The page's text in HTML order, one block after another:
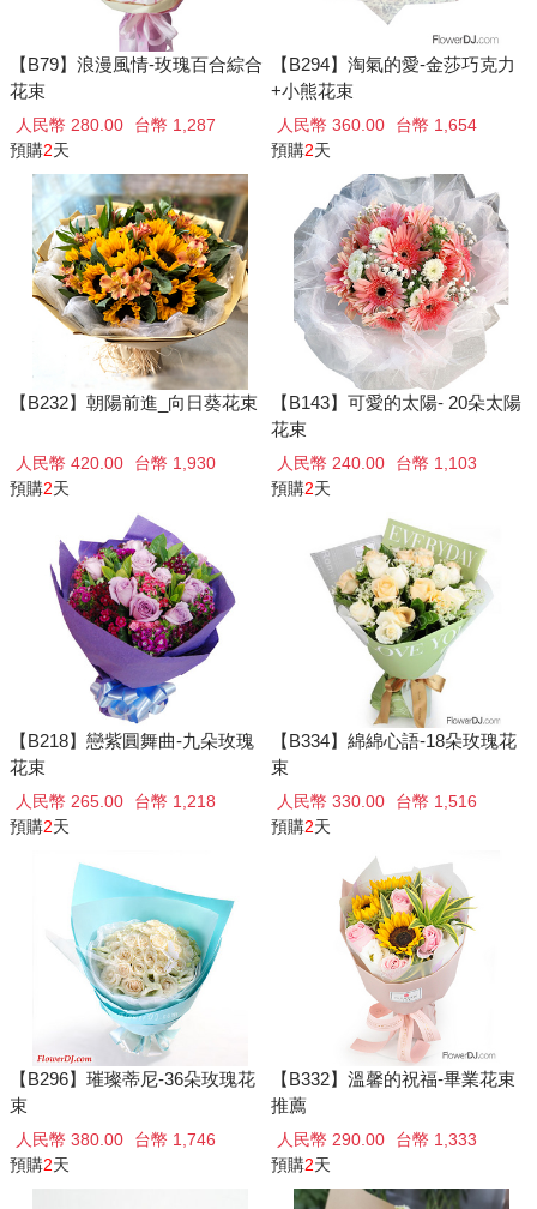
【B79】浪漫風情-玫瑰百合綜合
花束
人民幣 280.00
台幣 1,287
預購2天
【B294】淘氣的愛-金莎巧克力
+小熊花束
人民幣 360.00
台幣 1,654
預購2天
【B232】朝陽前進_向日葵花束
人民幣 420.00
台幣 1,930
預購2天
【B143】可愛的太陽- 20朵太陽
花束
人民幣 240.00
台幣 1,103
預購2天
【B218】戀紫圓舞曲-九朵玫瑰
花束
人民幣 265.00
台幣 1,218
預購2天
【B334】綿綿心語-18朵玫瑰花
束
人民幣 330.00
台幣 1,516
預購2天
【B296】璀璨蒂尼-36朵玫瑰花
束
人民幣 380.00
台幣 1,746
預購2天
【B332】溫馨的祝福-畢業花束
推薦
人民幣 290.00
台幣 1,333
預購2天